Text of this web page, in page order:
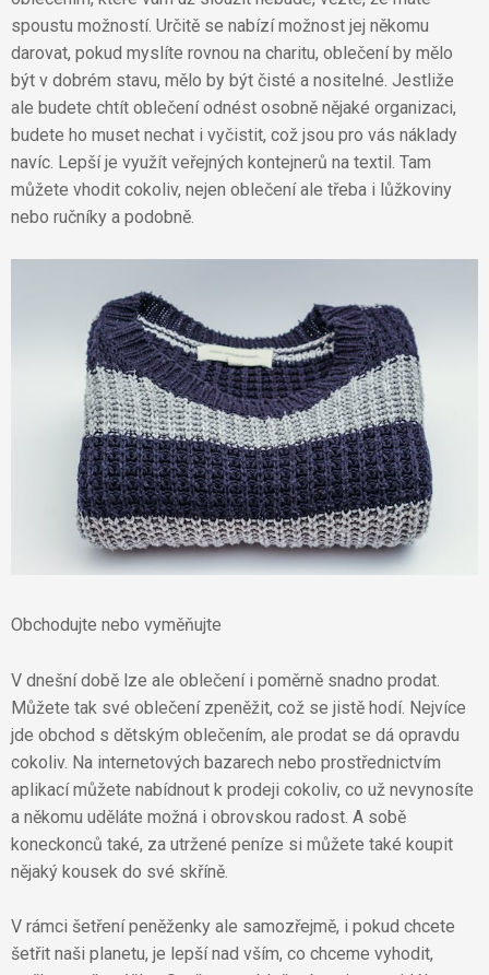
spoustu možností. Určitě se nabízí možnost jej někomu
darovat, pokud myslíte rovnou na charitu, oblečení by mělo
být v dobrém stavu, mělo by být čisté a nositelné. Jestliže
ale budete chtít oblečení odnést osobně nějaké organizaci,
budete ho muset nechat i vyčistit, což jsou pro vás náklady
navíc. Lepší je využít veřejných kontejnerů na textil. Tam
můžete vhodit cokoliv, nejen oblečení ale třeba i lůžkoviny
nebo ručníky a podobně.
Obchodujte nebo vyměňujte
V dnešní době lze ale oblečení i poměrně snadno prodat.
Můžete tak své oblečení zpeněžit, což se jistě hodí. Nejvíce
jde obchod s dětským oblečením, ale prodat se dá opravdu
cokoliv. Na internetových bazarech nebo prostřednictvím
aplikací můžete nabídnout k prodeji cokoliv, co už nevynosíte
a někomu uděláte možná i obrovskou radost. A sobě
koneckonců také, za utržené peníze si můžete také koupit
nějaký kousek do své skříně.
V rámci šetření peněženky ale samozřejmě, i pokud chcete
šetřit naši planetu, je lepší nad vším, co chceme vyhodit,